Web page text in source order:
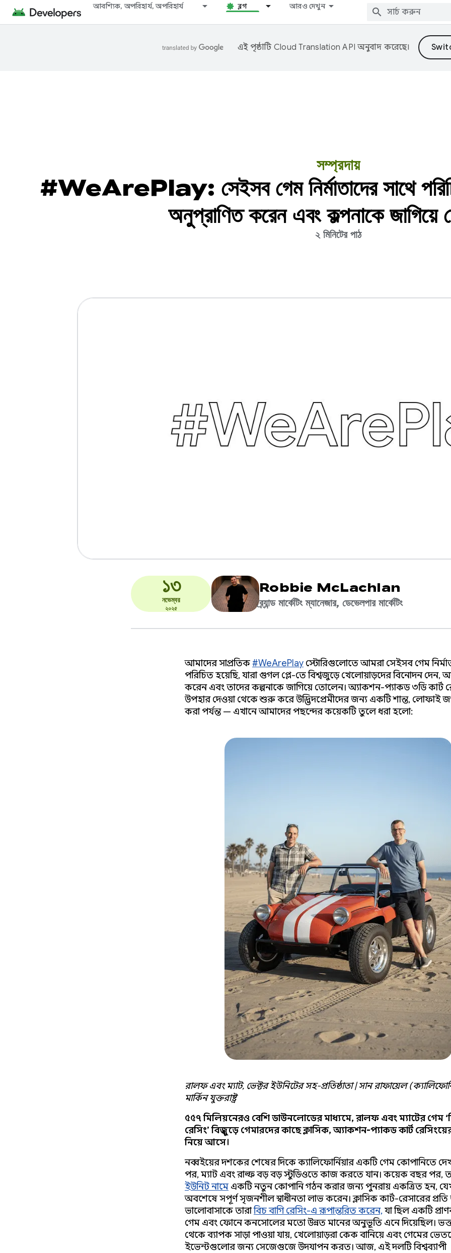
আবশ্যিক, অপরিহার্য, অপরিহার্য ব্লগ আরও দেখুন
এই পৃষ্ঠাটি Cloud Translation API অনুবাদ করেছে।
সম্প্রদায়
#WeArePlay: সেইসব গেম নির্মাতাদের সাথে
অনুপ্রাণিত করেন এবং কল্পনাকে
২ মিনিটের পাঠ
১৩
নভেম্বর
২০২৫
Robbie McLachlan
ব্র্যান্ড মার্কেটিং ম্যানেজার, ডেভেলপার মার্কেটিং
আমাদের সাম্প্রতিক#WeArePlay স্টোরিগুলোতে আমরা সেইসব গেম
পরিচিত হয়েছি, যারা গুগল প্লে-তে বিশ্বজুড়ে খেলোয়াড়দের বিনোদন দেন,
করেন এবং তাদের কল্পনাকে জাগিয়ে তোলেন। অ্যাকশন-প্যাকড ৩ডি কার্ট
উপহার দেওয়া থেকে শুরু করে উদ্ভিদপ্রেমীদের জন্য একটি শান্ত, লোফাই
করা পর্যন্ত — এখানে আমাদের পছন্দের কয়েকটি তুলে ধরা হলো:
রালফ এবং ম্যাট, ভেক্টর ইউনিটের সহ-প্রতিষ্ঠাতা | সান রাফায়েল
মার্কিন যুক্তরাষ্ট্র
৫৫৭ মিলিয়নেরও বেশি ডাউনলোডের মাধ্যমে, রালফ এবং ম্যাটের গেম
রেসিং’ বিশ্বজুড়ে গেমারদের কাছে ক্লাসিক, অ্যাকশন-প্যাকড কার্ট
নিয়ে আসে।
নব্বইয়ের দশকের শেষের দিকে ক্যালিফোর্নিয়ার একটি গেম কোম্পানিতে
পর, ম্যাট এবং রাল্ফ বড় বড় স্টুডিওতে কাজ করতে যান। কয়েক বছর পর,
ইউনিট নামে একটি নতুন কোম্পানি গঠন করার জন্য পুনরায় একত্রিত হন,
অবশেষে সম্পূর্ণ সৃজনশীল স্বাধীনতা লাভ করেন। ক্লাসিক কার্ট-রেসারের প্রতি
ভালোবাসাকে তারাবিচ বাগি রেসিং-এ রূপান্তরিত করেন,যা ছিল একটি
গেম এবং ফোনে কনসোলের মতো উন্নত মানের অনুভূতি এনে দিয়েছিল।
থেকে ব্যাপক সাড়া পাওয়া যায়, খেলোয়াড়রা কেক বানিয়ে এবং গেমের
ইভেন্টগুলোর জন্য সেজেগুজে উদযাপন করত। আজ, এই দলটি বিশ্বব্যাপী